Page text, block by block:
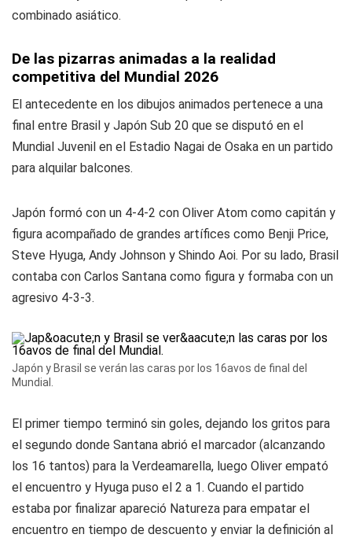
combinado asiático.
De las pizarras animadas a la realidad
competitiva del Mundial 2026
El antecedente en los dibujos animados pertenece a una
final entre Brasil y Japón Sub 20 que se disputó en el
Mundial Juvenil en el Estadio Nagai de Osaka en un partido
para alquilar balcones.
Japón formó con un 4-4-2 con Oliver Atom como capitán y
figura acompañado de grandes artífices como Benji Price,
Steve Hyuga, Andy Johnson y Shindo Aoi. Por su lado, Brasil
contaba con Carlos Santana como figura y formaba con un
agresivo 4-3-3.
Japón y Brasil se verán las caras por los 16avos de final del
Mundial.
El primer tiempo terminó sin goles, dejando los gritos para
el segundo donde Santana abrió el marcador (alcanzando
los 16 tantos) para la Verdeamarella, luego Oliver empató
el encuentro y Hyuga puso el 2 a 1. Cuando el partido
estaba por finalizar apareció Natureza para empatar el
encuentro en tiempo de descuento y enviar la definición al